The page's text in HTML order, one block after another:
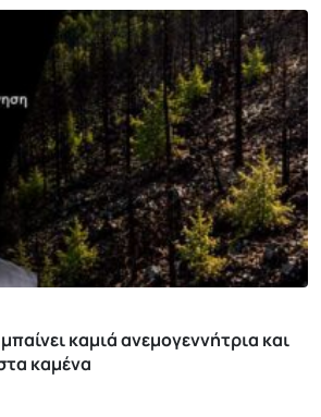
καμιά ανεμογεννήτρια και
καμένα